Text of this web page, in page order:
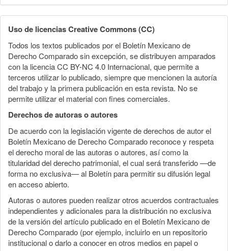
Uso de licencias Creative Commons (CC)
Todos los textos publicados por el Boletín Mexicano de
Derecho Comparado sin excepción, se distribuyen amparados
con la licencia CC BY-NC 4.0 Internacional, que permite a
terceros utilizar lo publicado, siempre que mencionen la autoría
del trabajo y la primera publicación en esta revista. No se
permite utilizar el material con fines comerciales.
Derechos de autoras o autores
De acuerdo con la legislación vigente de derechos de autor el
Boletín Mexicano de Derecho Comparado reconoce y respeta
el derecho moral de las autoras o autores, así como la
titularidad del derecho patrimonial, el cual será transferido —de
forma no exclusiva— al Boletín para permitir su difusión legal
en acceso abierto.
Autoras o autores pueden realizar otros acuerdos contractuales
independientes y adicionales para la distribución no exclusiva
de la versión del artículo publicado en el Boletín Mexicano de
Derecho Comparado (por ejemplo, incluirlo en un repositorio
institucional o darlo a conocer en otros medios en papel o